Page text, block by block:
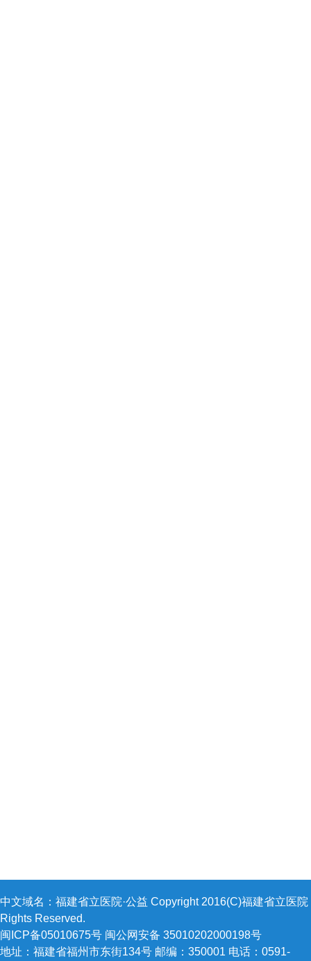
中文域名：福建省立医院·公益 Copyright 2016(C)福建省立医院
Rights Reserved.
闽ICP备05010675号 闽公网安备 35010202000198号
地址：福建省福州市东街134号 邮编：350001 电话：0591-